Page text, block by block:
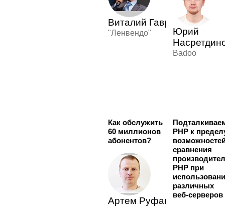
Виталий Гаврилов
"Ленвендо"
Юрий
Badoo
Как обслужить
60 миллионов
абонентов?
Артем Руфанов
PHP к
сравнения
PHP при
различных
веб-серверов